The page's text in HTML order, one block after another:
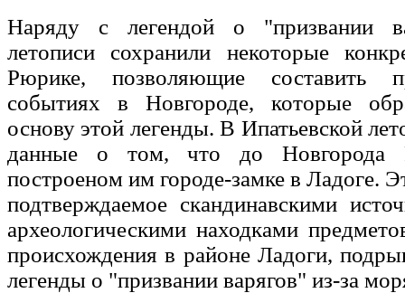
Наряду с легендой о "призвании
летописи сохранили некоторые
Рюрике, позволяющие составить
событиях в Новгороде, которые
основу этой легенды. В Ипатьевской
данные о том, что до Новгорода
построеном им городе-замке в Ладоге.
подтверждаемое скандинавскими
археологическими находками
происхождения в районе Ладоги,
легенды о "призвании варягов" из-за